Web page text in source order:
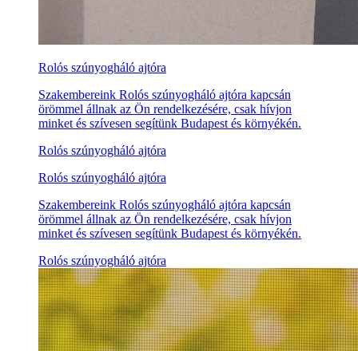
Rolós szúnyogháló ajtóra
Szakembereink Rolós szúnyogháló ajtóra kapcsán
örömmel állnak az Ön rendelkezésére, csak hívjon
minket és szívesen segítünk Budapest és környékén.
Rolós szúnyogháló ajtóra
Rolós szúnyogháló ajtóra
Szakembereink Rolós szúnyogháló ajtóra kapcsán
örömmel állnak az Ön rendelkezésére, csak hívjon
minket és szívesen segítünk Budapest és környékén.
Rolós szúnyogháló ajtóra